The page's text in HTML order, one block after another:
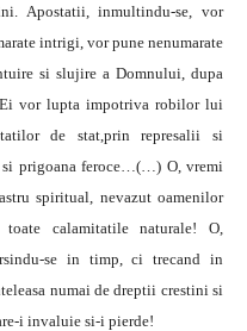
Apostatii, inmultindu-se, vor
intrigi, vor pune nenumarate
si slujire a Domnului, dupa
vor lupta impotriva robilor lui
de stat,prin represalii si
prigoana feroce…(…) O, vremi
spiritual, nevazut oamenilor
calamitatile naturale! O,
se in timp, ci trecand in
numai de dreptii crestini si
i invaluie si-i pierde!